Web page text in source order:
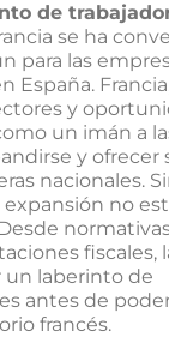
de
se ha
para las
España.
y
un imán a
y ofrecer
nacionales.
no
fiscales,
un laberinto de
antes de
francés.